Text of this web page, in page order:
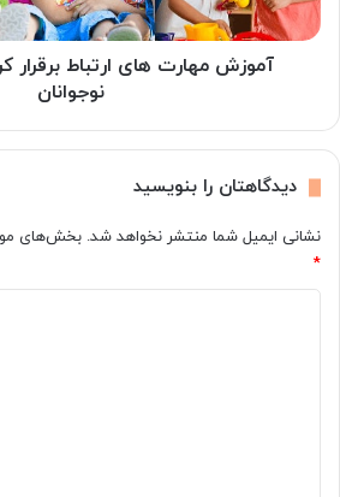
کودکان
و
نوجوانانآموزش مهارت های ارتباط برقرار
نوجوانان
دیدگاهتان را بنویسید
نشانی ایمیل شما منتشر نخواهد شد. بخش‌های
*